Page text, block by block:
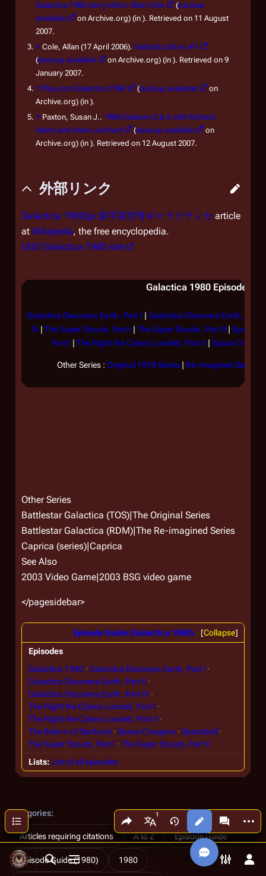
Toggle search
Toggle menu Toggle
Share this page
More languages
Views More
Galactica 1980 story editor Allan Cole
(backup
available
on Archive.org) (in ). Retrieved on 11 August
2007.
↑ Cole, Allan (17 April 2006). Galactica Story #1
(backup available
on Archive.org) (in ). Retrieved on 9
January 2007.
↑ Play.com Galactica 1980 (backup available
on
Archive.org) (in ).
↑ Paxton, Susan J.. 1986 Galacon Q & A with Richard
Hatch and Anne Lockhart
(backup available
on
Archive.org) (in ). Retrieved on 12 August 2007.
外部リンク
Galactica 1980/jp:新宇宙空母ギャラクティカ article
at Wikipedia, the free encyclopedia.
UGO Galactica 1980 site
Galactica 1980 Episode List
Galactica Discovers Earth, Part I | Galactica Discovers Earth, Part II
III | The Super Scouts, Part I | The Super Scouts, Part II |
Part I | The Night the Cylons Landed, Part II | Space
Other Series : Original 1978 Series | Re-imagined Series
Other Series
Battlestar Galactica (TOS)|The Original Series
Battlestar Galactica (RDM)|The Re-imagined Series
Caprica (series)|Caprica
See Also
2003 Video Game|2003 BSG video game
</pagesidebar>
Collapse
Episode Guide (Galactica 1980)
Episodes
Galactica 1980
Galactica Discovers Earth, Part I
Galactica Discovers Earth, Part II
Galactica Discovers Earth, Part III
The Night the Cylons Landed, Part I
The Night the Cylons Landed, Part II
The Return of Starbuck
Space Croppers
Spaceball
The Super Scouts, Part I
The Super Scouts, Part II
Lists List of all episodes
Contents
Categories:
Articles requiring citations A to Z Episode Guide
Episode Guide (1980) 1980